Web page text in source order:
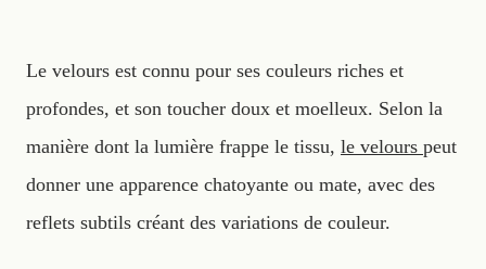
Le velours est connu pour ses couleurs riches et
profondes, et son toucher doux et moelleux. Selon la
manière dont la lumière frappe le tissu, le velours peut
donner une apparence chatoyante ou mate, avec des
reflets subtils créant des variations de couleur.